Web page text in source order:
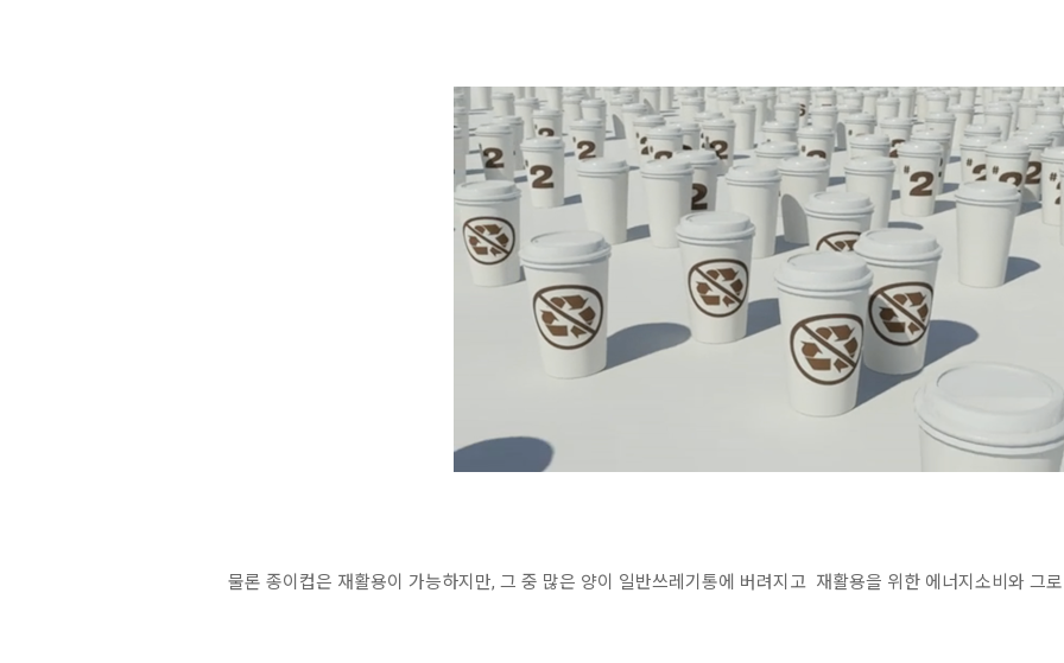
물론 종이컵은 재활용이 가능하지만, 그 중 많은 양이 일반쓰레기통에 버려지고 재활용을 위한 에너지소비와 그